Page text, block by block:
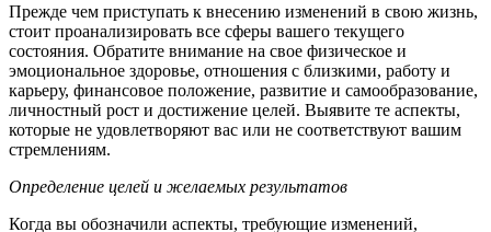
Прежде чем приступать к внесению изменений в свою жизнь,
стоит проанализировать все сферы вашего текущего
состояния. Обратите внимание на свое физическое и
эмоциональное здоровье, отношения с близкими, работу и
карьеру, финансовое положение, развитие и самообразование,
личностный рост и достижение целей. Выявите те аспекты,
которые не удовлетворяют вас или не соответствуют вашим
стремлениям.
Определение целей и желаемых результатов
Когда вы обозначили аспекты, требующие изменений,